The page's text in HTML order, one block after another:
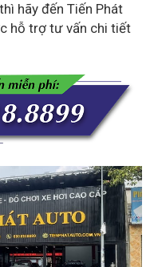
hãy đến Tiến Phát
hỗ trợ tư vấn chi tiết